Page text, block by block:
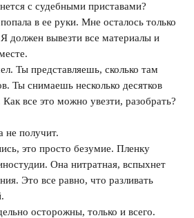
с судебными приставами?
в ее руки. Мне осталось только
должен вывезти все материалы и
Ты представляешь, сколько там
Ты снимаешь несколько десятков
все это можно увезти, разобрать?
получит.
это просто безумие. Пленку
Она нитратная, вспыхнет
Это все равно, что разливать
осторожны, только и всего.